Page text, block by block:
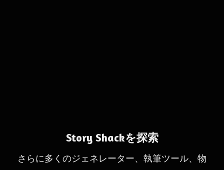
Story Shackを探索
さらに多くのジェネレーター、執筆ツール、物